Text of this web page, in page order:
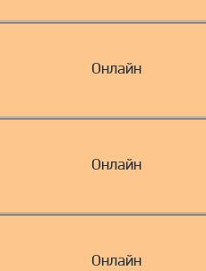
Онлайн
Онлайн
Онлайн